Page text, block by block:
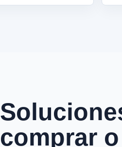
comprar